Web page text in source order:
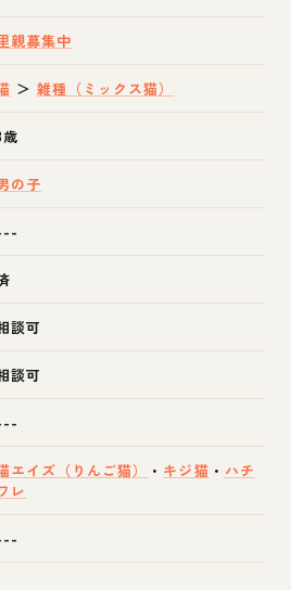
親募集中
＞雑種（ミックス猫）
歳
の子
談可
談可
エイズ（りんご猫） ・ キジ猫 ・ ハチ
レ